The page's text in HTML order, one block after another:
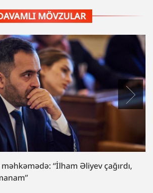
MÖVZULAR
“İlham Əliyev çağırdı,